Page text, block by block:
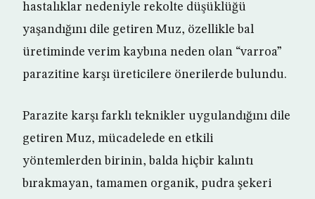
hastalıklar nedeniyle rekolte düşüklüğü
yaşandığını dile getiren Muz, özellikle bal
üretiminde verim kaybına neden olan “varroa”
parazitine karşı üreticilere önerilerde bulundu.
Parazite karşı farklı teknikler uygulandığını dile
getiren Muz, mücadelede en etkili
yöntemlerden birinin, balda hiçbir kalıntı
bırakmayan, tamamen organik, pudra şekeri